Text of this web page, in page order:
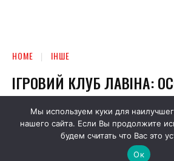
Мы используем куки для
нашего сайта. Если Вы продолжите
будем считать что Вас это
Ок